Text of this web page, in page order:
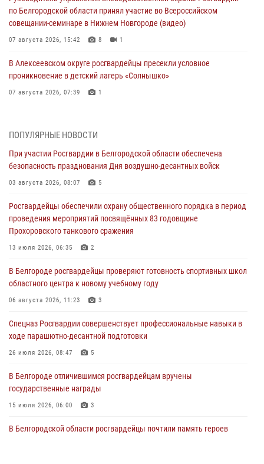
по Белгородской области принял участие во Всероссийском
совещании-семинаре в Нижнем Новгороде (видео)
07 августа 2026, 15:42 8 1
В Алексеевском округе росгвардейцы пресекли условное
проникновение в детский лагерь «Солнышко»
07 августа 2026, 07:39 1
Подвиги героев‑росгвардейцев увековечили в новой музейной
экспозиции белгородского музея‑диорамы «Курская битва.
06 августа 2026, 12:05 3
В Белгороде росгвардейцы проверяют готовность спортивных школ
областного центра к новому учебному году
Росгвардия обеспечила общественную безопасность празднования
83-й годовщины освобождения г. Белгорода от немецко -
06 августа 2026, 06:54 3
Офицеры Росгвардии и ветераны войск правопорядка почтили
05 августа 2026, 17:12 2
ПОПУЛЯРНЫЕ НОВОСТИ
При участии Росгвардии в Белгородской области обеспечена
безопасность празднования Дня воздушно-десантных войск
03 августа 2026, 08:07 5
Росгвардейцы обеспечили охрану общественного порядка в период
проведения мероприятий посвящённых 83 годовщине
Прохоровского танкового сражения
13 июля 2026, 06:35 2
В Белгороде росгвардейцы проверяют готовность спортивных школ
областного центра к новому учебному году
06 августа 2026, 11:23 3
Спецназ Росгвардии совершенствует профессиональные навыки в
ходе парашютно-десантной подготовки
26 июля 2026, 08:47 5
В Белгороде отличившимся росгвардейцам вручены
государственные награды
15 июля 2026, 06:00 3
В Белгородской области росгвардейцы почтили память героев